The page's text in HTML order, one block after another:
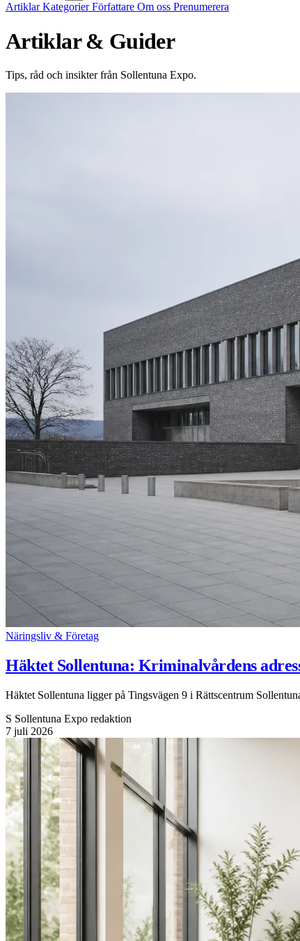
ArtiklarKategorierFörfattare Om oss Prenumerera
Artiklar & Guider
Tips, råd och insikter från Sollentuna Expo.
Näringsliv & Företag
Häktet Sollentuna: Kriminalvårdens
Häktet Sollentuna ligger på Tingsvägen 9 i Rättscentrum
S Sollentuna Expo redaktion
7 juli 2026